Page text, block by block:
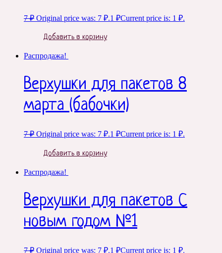
7₽ Original price was: 7 ₽.1 ₽Current price is: 1 ₽.
Добавить в корзину
Распродажа!
Верхушки для пакетов 8
марта (бабочки)
7₽ Original price was: 7 ₽.1 ₽Current price is: 1 ₽.
Добавить в корзину
Распродажа!
Верхушки для пакетов С
новым годом №1
7₽ Original price was: 7 ₽.1 ₽Current price is: 1 ₽.